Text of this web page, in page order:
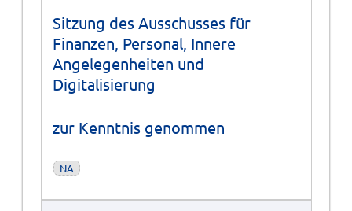
Sitzung des Ausschusses für
Finanzen, Personal, Innere
Angelegenheiten und
Digitalisierung
zur Kenntnis genommen
NA